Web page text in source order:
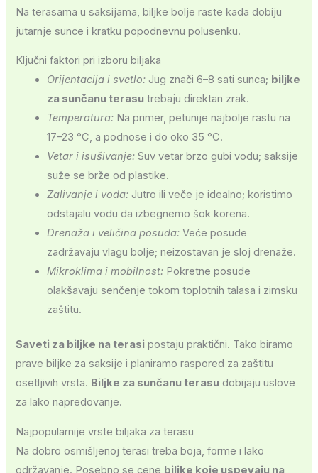
Na terasama u saksijama, biljke bolje raste kada dobiju
jutarnje sunce i kratku popodnevnu polusenku.
Ključni faktori pri izboru biljaka
Orijentacija i svetlo: Jug znači 6–8 sati sunca; biljke
za sunčanu terasu trebaju direktan zrak.
Temperatura: Na primer, petunije najbolje rastu na
17–23 °C, a podnose i do oko 35 °C.
Vetar i isušivanje: Suv vetar brzo gubi vodu; saksije
suže se brže od plastike.
Zalivanje i voda: Jutro ili veče je idealno; koristimo
odstajalu vodu da izbegnemo šok korena.
Drenaža i veličina posuda: Veće posude
zadržavaju vlagu bolje; neizostavan je sloj drenaže.
Mikroklima i mobilnost: Pokretne posude
olakšavaju senčenje tokom toplotnih talasa i zimsku
zaštitu.
Saveti za biljke na terasi postaju praktični. Tako biramo
prave biljke za saksije i planiramo raspored za zaštitu
osetljivih vrsta. Biljke za sunčanu terasu dobijaju uslove
za lako napredovanje.
Najpopularnije vrste biljaka za terasu
Na dobro osmišljenoj terasi treba boja, forme i lako
održavanje. Posebno se cene biljke koje uspevaju na